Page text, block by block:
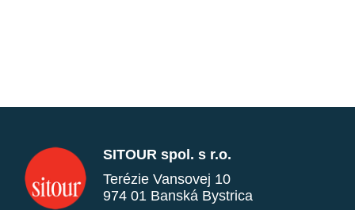
SITOUR spol. s r.o.
Terézie Vansovej 10
974 01 Banská Bystrica